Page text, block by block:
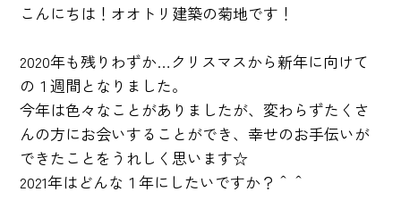
こんにちは！オオトリ建築の菊地です！
2020年も残りわずか…クリスマスから新年に向けて
の１週間となりました。
今年は色々なことがありましたが、変わらずたくさ
んの方にお会いすることができ、幸せのお手伝いが
できたことをうれしく思います☆
2021年はどんな１年にしたいですか？＾＾